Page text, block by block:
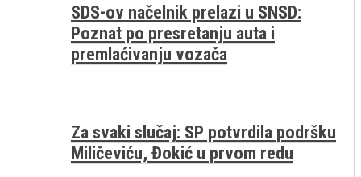
SDS-ov načelnik prelazi u SNSD:
Poznat po presretanju auta i
premlaćivanju vozača
Za svaki slučaj: SP potvrdila podršku
Miličeviću, Đokić u prvom redu